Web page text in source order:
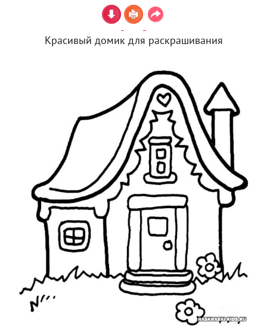
Красивый домик для раскрашивания